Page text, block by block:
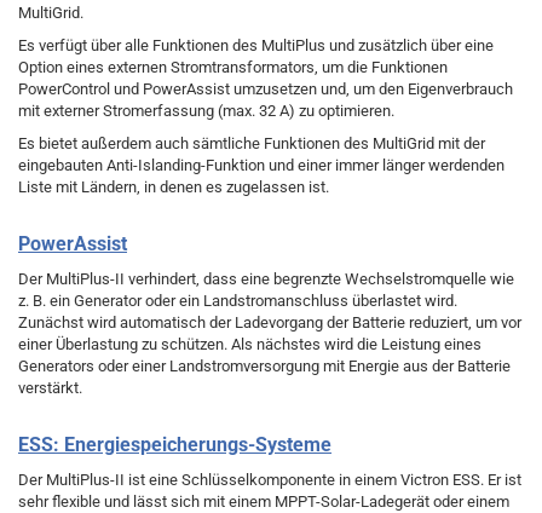
MultiGrid.
Es verfügt über alle Funktionen des MultiPlus und zusätzlich über eine
Option eines externen Stromtransformators, um die Funktionen
PowerControl und PowerAssist umzusetzen und, um den Eigenverbrauch
mit externer Stromerfassung (max. 32 A) zu optimieren.
Es bietet außerdem auch sämtliche Funktionen des MultiGrid mit der
eingebauten Anti-Islanding-Funktion und einer immer länger werdenden
Liste mit Ländern, in denen es zugelassen ist.
PowerAssist
Der MultiPlus-II verhindert, dass eine begrenzte Wechselstromquelle wie
z. B. ein Generator oder ein Landstromanschluss überlastet wird.
Zunächst wird automatisch der Ladevorgang der Batterie reduziert, um vor
einer Überlastung zu schützen. Als nächstes wird die Leistung eines
Generators oder einer Landstromversorgung mit Energie aus der Batterie
verstärkt.
ESS: Energiespeicherungs-Systeme
Der MultiPlus-II ist eine Schlüsselkomponente in einem Victron ESS. Er ist
sehr flexible und lässt sich mit einem MPPT-Solar-Ladegerät oder einem